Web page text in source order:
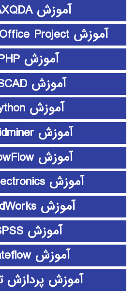
آموزش MAXQDA
آموزش Microsoft Office Project
آموزش PHP
آموزش PSCAD
آموزش python
آموزش rapidminer
آموزش ShowFlow
آموزش SimElectronics
آموزش SolidWorks
آموزش SPSS
آموزش stateflow
آموزش پردازش